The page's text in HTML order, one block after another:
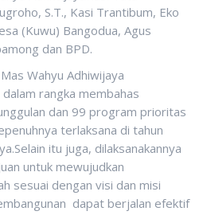
S.T., Kasi Trantibum, Eko
(Kuwu) Bangodua, Agus
dan BPD.
Wahyu Adhiwijaya
rangka membahas
dan 99 program prioritas
terlaksana di tahun
itu juga, dilaksanakannya
untuk mewujudkan
sesuai dengan visi dan misi
dapat berjalan efektif